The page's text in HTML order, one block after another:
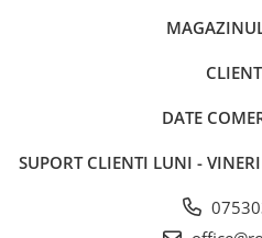
DATE
SUPORT CLIENTI LUNI -